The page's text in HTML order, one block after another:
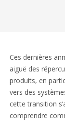
Ces dernières
aiguë des
produits, en
vers des
cette transition
comprendre